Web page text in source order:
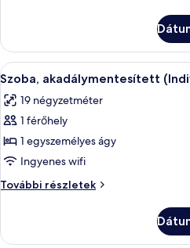
A
következő
szoba
összes
képének
megtekintése:
Szoba,
akadálymentesített
4
Szoba, akadálymentesített
19 négyzetméter
1 férőhely
1 egyszemélyes ágy
Ingyenes wifi
További részletek
Szoba,
részletei